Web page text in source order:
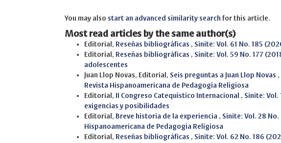
You may also start an advanced similarity search for this article.
Most read articles by the same author(s)
Editorial, Reseñas bibliográficas , Sinite: Vol. 61 No. 185
Editorial, Reseñas bibliográficas , Sinite: Vol. 59 No. 177
adolescentes
Juan Llop Novas, Editorial, Seis preguntas a Juan Llop Novas ,
Revista Hispanoamericana de Pedagogía Religiosa
Editorial,
II Congreso Catequístico Internacional , Sinite: Vol.
exigencias y posibilidades
Editorial, Breve historia de la experiencia , Sinite: Vol. 28
Hispanoamericana de Pedagogía Religiosa
Editorial, Reseñas bibliográficas , Sinite: Vol. 62 No. 186